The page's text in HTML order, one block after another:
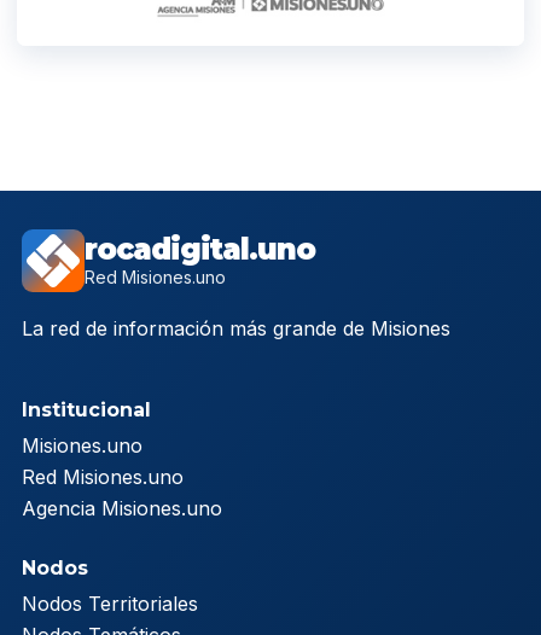
rocadigital.uno
Red Misiones.uno
La red de información más grande de Misiones
Institucional
Misiones.uno
Red Misiones.uno
Agencia Misiones.uno
Nodos
Nodos Territoriales